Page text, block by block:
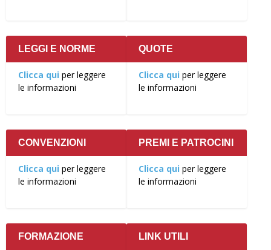
LEGGI E NORME
Clicca qui per leggere
le informazioni
QUOTE
Clicca qui per leggere
le informazioni
CONVENZIONI
Clicca qui per leggere
le informazioni
PREMI E PATROCINI
Clicca qui per leggere
le informazioni
FORMAZIONE LINK UTILI